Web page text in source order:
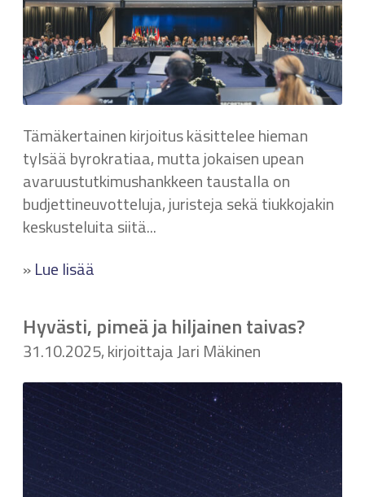
Tämäkertainen kirjoitus käsittelee hieman
tylsää byrokratiaa, mutta jokaisen upean
avaruustutkimushankkeen taustalla on
budjettineuvotteluja, juristeja sekä tiukkojakin
keskusteluita siitä...
»Lue lisää
Hyvästi, pimeä ja hiljainen taivas?
31.10.2025, kirjoittaja Jari Mäkinen